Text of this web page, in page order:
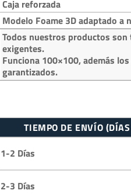
Caja reforzada
Modelo Foame 3D adaptado a
Todos nuestros productos
exigentes.
Funciona 100×100, además
garantizados.
TIEMPO DE ENVÍO
1-2 Días
2-3 Días